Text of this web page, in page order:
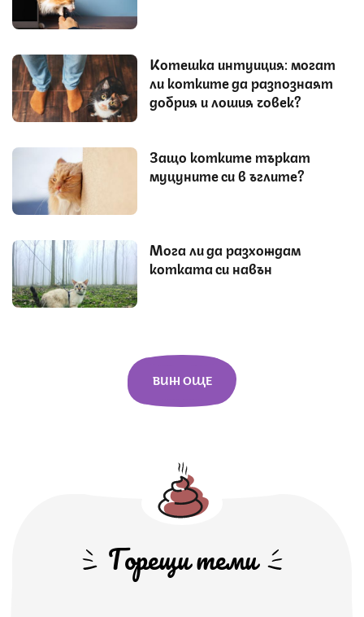
Котешка интуиция: могат
ли котките да разпознаят
добрия и лошия човек?
Защо котките търкат
муцуните си в ъглите?
Мога ли да разхождам
котката си навън
ВИЖ ОЩЕ
Горещи теми